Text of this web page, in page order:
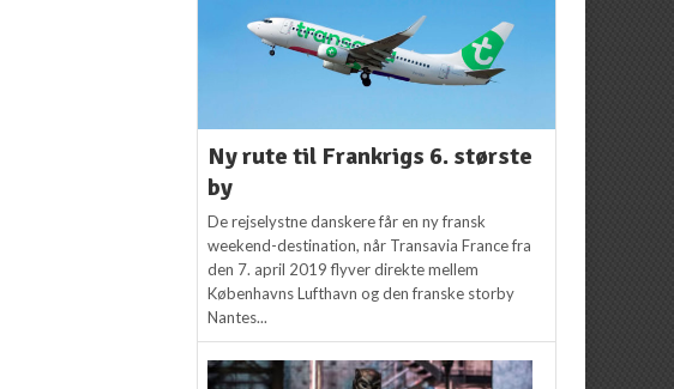
Ny rute til Frankrigs 6. største
by
De rejselystne danskere får en ny fransk
weekend-destination, når Transavia France fra
den 7. april 2019 flyver direkte mellem
Københavns Lufthavn og den franske storby
Nantes...